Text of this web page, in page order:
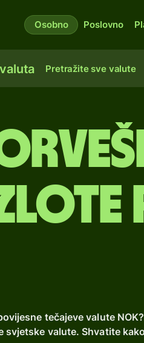
Osobno Poslovno
Pretražite sve valute
tečajeve valute
svjetske valute. Shvatite